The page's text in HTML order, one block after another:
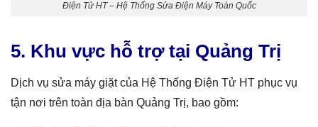
Điện Tử HT – Hệ Thống Sửa Điện Máy Toàn Quốc
5. Khu vực hỗ trợ tại Quảng Trị
Dịch vụ sửa máy giặt của Hệ Thống Điện Tử HT phục vụ
tận nơi trên toàn địa bàn Quảng Trị, bao gồm: